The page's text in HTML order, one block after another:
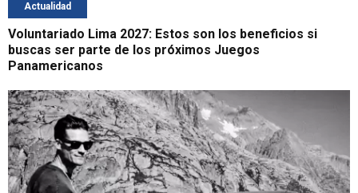
Actualidad
Voluntariado Lima 2027: Estos son los beneficios si
buscas ser parte de los próximos Juegos
Panamericanos